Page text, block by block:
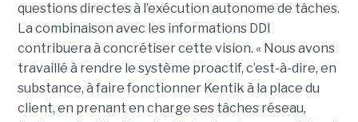
questions directes à l’exécution autonome de tâches.
La combinaison avec les informations DDI
contribuera à concrétiser cette vision. « Nous avons
travaillé à rendre le système proactif, c’est-à-dire, en
substance, à faire fonctionner Kentik à la place du
client, en prenant en charge ses tâches réseau,